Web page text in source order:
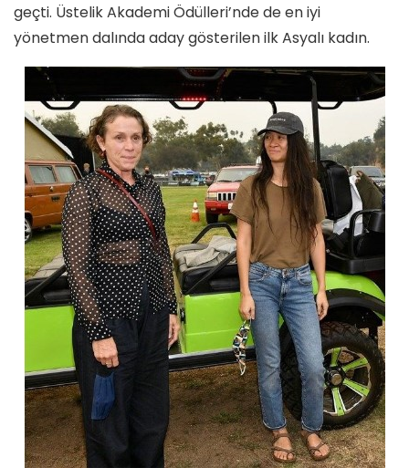
geçti. Üstelik Akademi Ödülleri’nde de en iyi
yönetmen dalında aday gösterilen ilk Asyalı kadın.